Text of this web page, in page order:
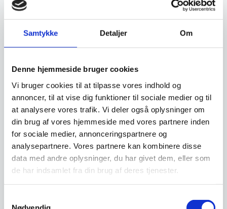
Samtykke Detaljer Om
Denne hjemmeside bruger cookies
Vi bruger cookies til at tilpasse vores indhold og
annoncer, til at vise dig funktioner til sociale medier og til
at analysere vores trafik. Vi deler også oplysninger om
din brug af vores hjemmeside med vores partnere inden
for sociale medier, annonceringspartnere og
analysepartnere. Vores partnere kan kombinere disse
data med andre oplysninger, du har givet dem, eller som
de har indsamlet fra din brug af deres tjenester.
– Fjernbetjeningen kan styre lysstyrken på
LED lysskinnerne.
– Trådløs forbindelse mellem fjernbetjening
og modtager (via radio 2,4GHz.)
flere modtagere
– Fjernbetjeningen drives af et CR2032
knapbatteri.
– Kan monteres på væggen.
Touch kontakt
– Lyset kan tændes, slukkes og justeres i
styrke med touchknappen.
– Maks belastning: 50W/24V (Overskrides
dette, kan kontakten overophede og blive
en brandfare)
Specifikation vedr. LED lyset:
Lysstyrke: 665 lumen/meter